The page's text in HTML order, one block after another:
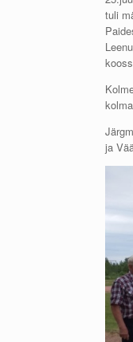
tuli
ja